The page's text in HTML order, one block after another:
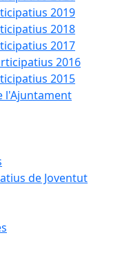
2019
2018
2017
2016
2015
l'Ajuntament
de Joventut